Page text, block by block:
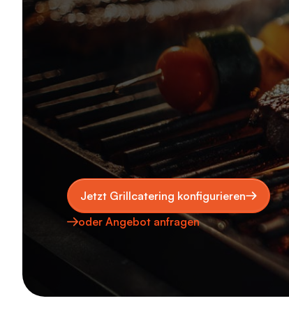
Jetzt Grillcatering konfigurieren
oder Angebot anfragen